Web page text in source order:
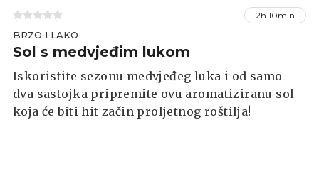
2h 10min
BRZO I LAKO
Sol s medvjeđim lukom
Iskoristite sezonu medvjeđeg luka i od samo
dva sastojka pripremite ovu aromatiziranu sol
koja će biti hit začin proljetnog roštilja!